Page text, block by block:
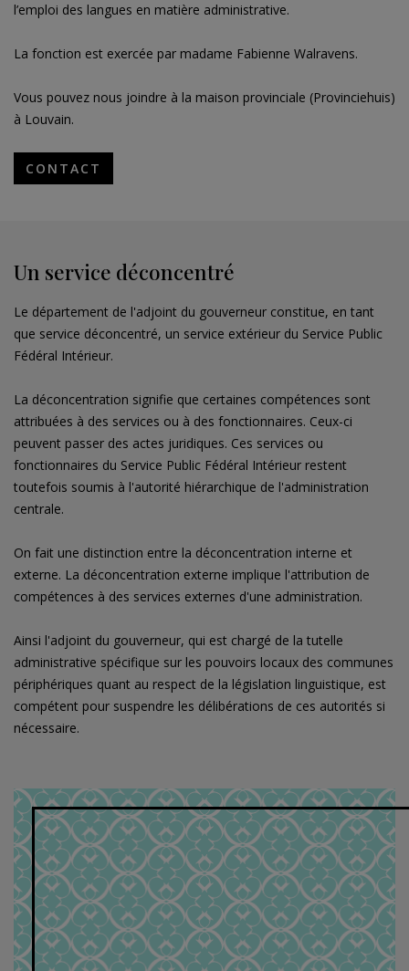
l’emploi des langues en matière administrative.
La fonction est exercée par madame Fabienne Walravens.
Vous pouvez nous joindre à la maison provinciale (Provinciehuis)
à Louvain.
CONTACT
Un service déconcentré
Le département de l'adjoint du gouverneur constitue, en tant
que service déconcentré, un service extérieur du Service Public
Fédéral Intérieur.
La déconcentration signifie que certaines compétences sont
attribuées à des services ou à des fonctionnaires. Ceux-ci
peuvent passer des actes juridiques. Ces services ou
fonctionnaires du Service Public Fédéral Intérieur restent
toutefois soumis à l'autorité hiérarchique de l'administration
centrale.
On fait une distinction entre la déconcentration interne et
externe. La déconcentration externe implique l'attribution de
compétences à des services externes d'une administration.
Ainsi l'adjoint du gouverneur, qui est chargé de la tutelle
administrative spécifique sur les pouvoirs locaux des communes
périphériques quant au respect de la législation linguistique, est
compétent pour suspendre les délibérations de ces autorités si
nécessaire.